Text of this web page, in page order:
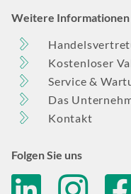
Weitere Informationen
Kostenloser
Service &
Das
Kontakt
Folgen Sie uns
linkedin
instagram